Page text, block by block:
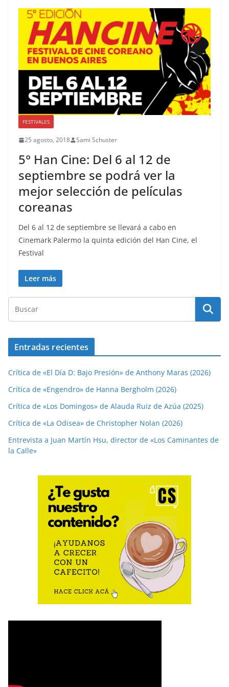
FESTIVALES
25 agosto, 2018 Sami Schuster
5° Han Cine: Del 6 al 12 de
septiembre se podrá ver la
mejor selección de películas
coreanas
Del 6 al 12 de septiembre se llevará a cabo en
Cinemark Palermo la quinta edición del Han Cine, el
Festival
Leer más
Entradas recientes
Crítica de «El Día D: Bajo Presión» de Anthony Maras (2026)
Crítica de «Engendro» de Hanna Bergholm (2026)
Crítica de «Los Domingos» de Alauda Ruiz de Azúa (2025)
Crítica de «La Odisea» de Christopher Nolan (2026)
Entrevista a Juan Martín Hsu, director de «Los Caminantes de
la Calle»